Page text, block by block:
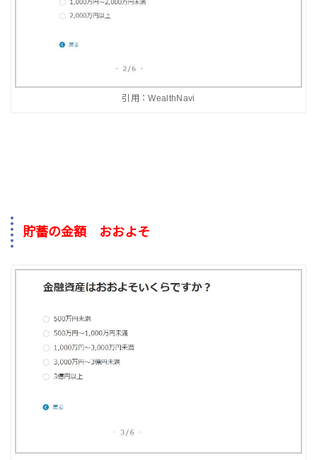
引用：WealthNavi
貯蓄の金額 おおよそ